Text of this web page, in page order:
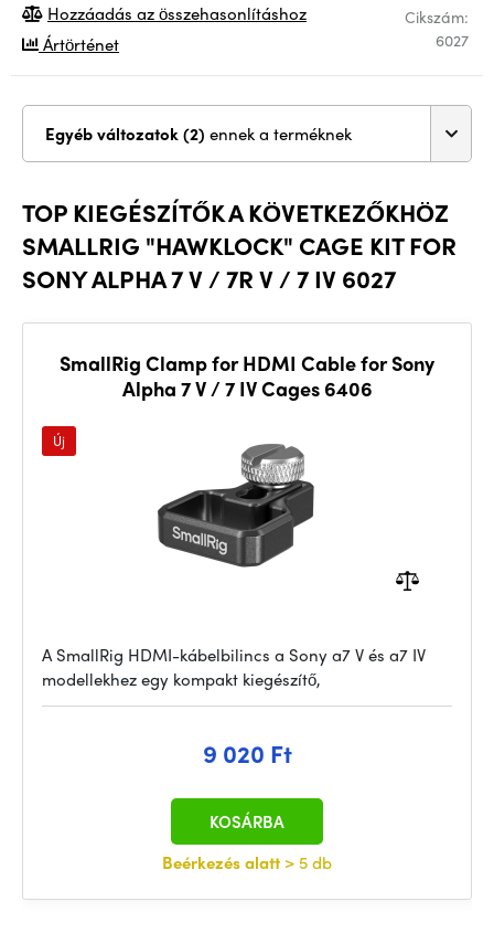
Cikszám:
6027
Hozzáadás az összehasonlításhoz
Ártörténet
Egyéb változatok (2) ennek a terméknek
TOP KIEGÉSZÍTŐK A KÖVETKEZŐKHÖZ
SMALLRIG "HAWKLOCK" CAGE KIT FOR
SONY ALPHA 7 V / 7R V / 7 IV 6027
SmallRig Clamp for HDMI Cable for Sony
Alpha 7 V / 7 IV Cages 6406
Új
A SmallRig HDMI-kábelbilincs a Sony a7 V és a7 IV
modellekhez egy kompakt kiegészítő,
9 020 Ft
Beérkezés alatt> 5 db
KOSÁRBA